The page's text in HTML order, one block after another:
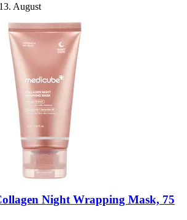
August
Night Wrapping Mask, 75